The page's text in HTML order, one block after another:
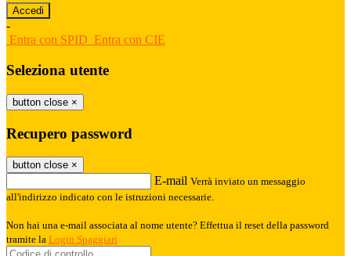
-
Entra con SPID Entra con CIE
Seleziona utente
button close ×
Recupero password
button close ×
E-mail Verrà inviato un messaggio
all'indirizzo indicato con le istruzioni necessarie.
Non hai una e-mail associata al nome utente? Effettua il reset della password
tramite la Login Spaggiari